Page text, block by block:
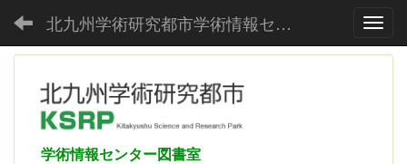
北九州学術研究都市学術情報センター
学術情報センター図書室